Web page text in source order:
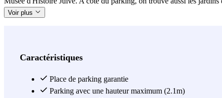
Voir plus
Caractéristiques
Place de parking garantie
Parking avec une hauteur maximum (2.1m)